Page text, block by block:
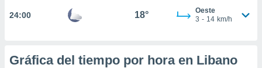
se
o
24:00 18°
Oeste
3 - 14 km/h
Gráfica del tiempo por hora en Libano